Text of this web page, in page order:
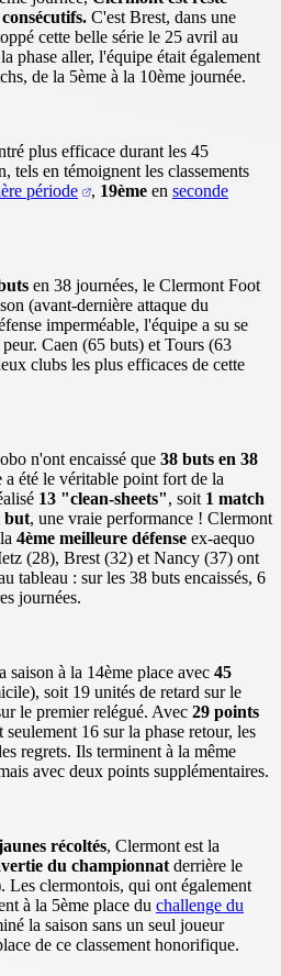
C'est Brest, dans une
cette belle série le 25 avril au
phase aller, l'équipe était également
de la 5ème à la 10ème journée.
plus efficace durant les 45
tels en témoignent les classements
période , 19ème en seconde
en 38 journées, le Clermont Foot
(avant-dernière attaque du
imperméable, l'équipe a su se
Caen (65 buts) et Tours (63
clubs les plus efficaces de cette
n'ont encaissé que 38 buts en 38
été le véritable point fort de la
13 "clean-sheets", soit 1 match
but, une vraie performance ! Clermont
4ème meilleure défense ex-aequo
(28), Brest (32) et Nancy (37) ont
tableau : sur les 38 buts encaissés, 6
journées.
à la 14ème place avec 45
soit 19 unités de retard sur le
le premier relégué. Avec 29 points
seulement 16 sur la phase retour, les
regrets. Ils terminent à la même
avec deux points supplémentaires.
récoltés, Clermont est la
du championnat derrière le
Les clermontois, qui ont également
à la 5ème place du challenge du
la saison sans un seul joueur
de ce classement honorifique.